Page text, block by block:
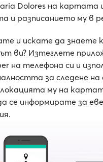
Dolores на картата
и разписанието му в
и искате да знаете
ви? Изтеглете
на телефона си и
за следене
му на
се информирате за